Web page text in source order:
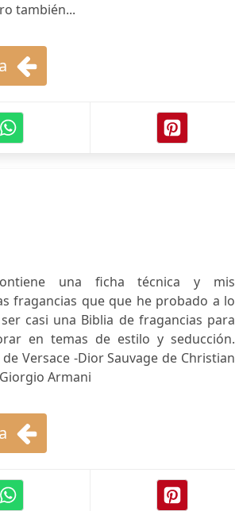
también...
una ficha técnica y mis
fragancias que que he probado a lo
casi una Biblia de fragancias para
en temas de estilo y seducción.
Versace -Dior Sauvage de Christian
Armani